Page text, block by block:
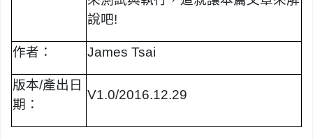
說吧!
作者 ： James Tsai
版本/產出日
期 ：
V1.0/2016.12.29